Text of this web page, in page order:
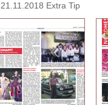
21.11.2018 Extra Tip